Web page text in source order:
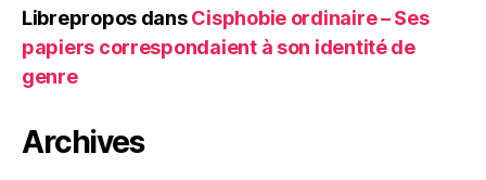
Librepropos dansCisphobie ordinaire – Ses
papiers correspondaient à son identité de
genre
Archives